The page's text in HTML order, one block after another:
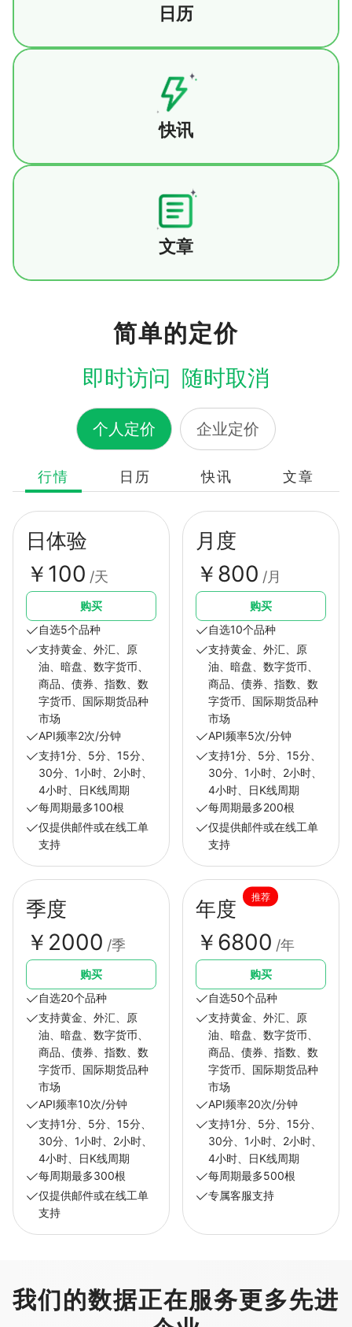
日历
功能快速定位所需数据。财经日历不仅整理了数
据的重要性、前值、预测值、公布值等关键信
数据对市场的影响力。此外，财经日历具有自动
更新功能，数据发布后即时更新，确保用户获得
最新、最精确的数据信息。
详情
快讯
全天候24小时不间断服务，毫秒级更新，确保用
户第一时间获取最新信息。栏目内容覆盖宏观经
济动态、央行政策与关键数据发布，追踪全球金
融市场走势，包括贵金属、原油、外汇、股市、
债市、大宗商品与期货行情。与此同时，深入解
的供需与价格变动，并关注突发的重大国际事件
与地缘政治局势。通过紧密跟进市场热门话题与
核心事件，"快讯"以极致速度呈现全球经济脉动，
详情
文章
文章栏目每日更新，汇集原创内容与深度研究，
专注全球金融市场的重要动态与突发事件的追踪
报道。栏目对原油、贵金属、外汇、期货等主要
市场进行分类总结，提供前瞻性观点、独家解读
与专业分析。通过深入挖掘宏观政策、市场逻辑
值的资讯与策略参考，帮助读者在复杂多变的市
场中做出更有前瞻性的判断与决策。
详情
简单的定价
即时访问 随时取消
个人定价 企业定价
行情 日历 快讯 文章
日体验
￥100 /天
购买
自选5个品种
支持黄金、外汇、原
油、暗盘、数字货币、
商品、债券、指数、数
字货币、国际期货品种
市场
API频率2次/分钟
支持1分、5分、15分、
30分、1小时、2小时、
4小时、日K线周期
每周期最多100根
仅提供邮件或在线工单
支持
月度
￥800 /月
购买
自选10个品种
支持黄金、外汇、原
油、暗盘、数字货币、
商品、债券、指数、数
字货币、国际期货品种
市场
API频率5次/分钟
支持1分、5分、15分、
30分、1小时、2小时、
4小时、日K线周期
每周期最多200根
仅提供邮件或在线工单
支持
季度
￥2000 /季
购买
自选20个品种
支持黄金、外汇、原
油、暗盘、数字货币、
商品、债券、指数、数
字货币、国际期货品种
市场
API频率10次/分钟
支持1分、5分、15分、
30分、1小时、2小时、
4小时、日K线周期
每周期最多300根
仅提供邮件或在线工单
支持
年度
推荐
￥6800 /年
购买
自选50个品种
支持黄金、外汇、原
油、暗盘、数字货币、
商品、债券、指数、数
字货币、国际期货品种
市场
API频率20次/分钟
支持1分、5分、15分、
30分、1小时、2小时、
4小时、日K线周期
每周期最多500根
专属客服支持
我们的数据正在服务更多先进